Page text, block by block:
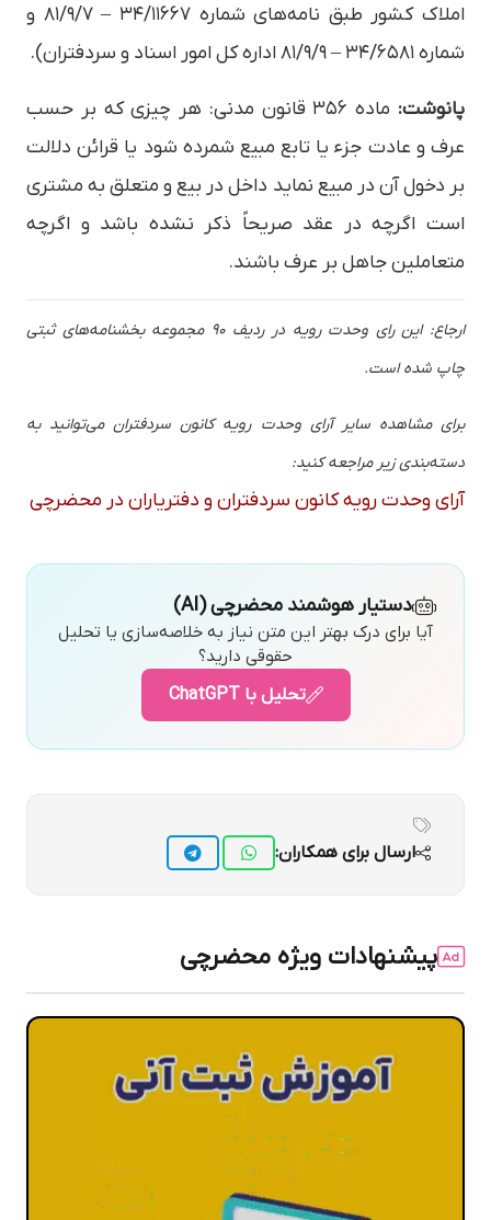
املاک کشور طبق نامه‌های شماره ۳۴/۱۱۶۶۷ – ۸۱/۹/۷ و
شماره ۳۴/۶۵۸۱ – ۸۱/۹/۹ اداره کل امور اسناد و سردفتران).
پانوشت:
ماده ۳۵۶ قانون مدنی: هر چیزی که بر حسب
عرف و عادت جزء یا تابع مبیع شمرده شود یا قرائن دلالت
بر دخول آن در مبیع نماید داخل در بیع و متعلق به مشتری
است اگرچه در عقد صریحاً ذکر نشده باشد و اگرچه
متعاملین جاهل بر عرف باشند.
ارجاع: این رای وحدت رویه در ردیف 90 مجموعه بخشنامه‌های ثبتی
چاپ شده است.
برای مشاهده سایر آرای وحدت رویه کانون سردفتران می‌توانید به
دسته‌بندی زیر مراجعه کنید:
آرای وحدت رویه کانون سردفتران و دفتریاران در محضرچی
دستیار هوشمند محضرچی (AI)
آیا برای درک بهتر این متن نیاز به خلاصه‌سازی یا تحلیل
حقوقی دارید؟
تحلیل با ChatGPT
ارسال برای همکاران:
پیشنهادات ویژه محضرچی